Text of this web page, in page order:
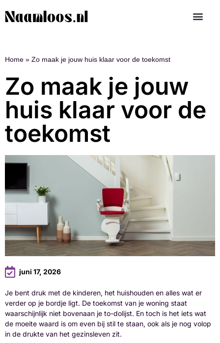
Home » Zo maak je jouw huis klaar voor de toekomst
Zo maak je jouw
huis klaar voor de
toekomst
juni 17, 2026
Je bent druk met de kinderen, het huishouden en alles wat er
verder op je bordje ligt. De toekomst van je woning staat
waarschijnlijk niet bovenaan je to-dolijst. En toch is het iets wat
de moeite waard is om even bij stil te staan, ook als je nog volop
in de drukte van het gezinsleven zit.